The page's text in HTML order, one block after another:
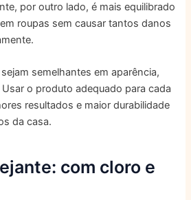
por outro lado, é mais equilibrado
roupas sem causar tantos danos
semelhantes em aparência,
o produto adequado para cada
resultados e maior durabilidade
da casa.
com cloro e